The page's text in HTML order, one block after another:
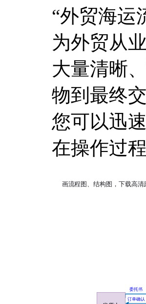
“外贸海运
为外贸从
大量清晰
物到最终
您可以迅
在操作过